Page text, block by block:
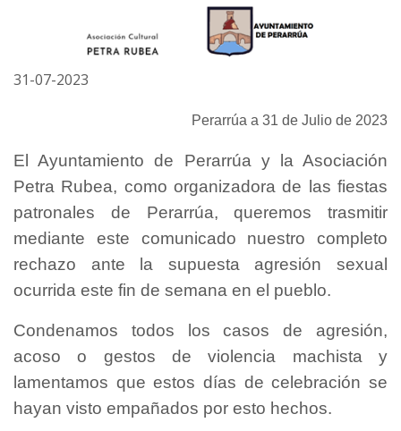
31-07-2023
Perarrúa a 31 de Julio de 2023
El Ayuntamiento de Perarrúa y la Asociación
Petra Rubea, como organizadora de las fiestas
patronales de Perarrúa, queremos trasmitir
mediante este comunicado nuestro completo
rechazo ante la supuesta agresión sexual
ocurrida este fin de semana en el pueblo.
Condenamos todos los casos de agresión,
acoso o gestos de violencia machista y
lamentamos que estos días de celebración se
hayan visto empañados por esto hechos.